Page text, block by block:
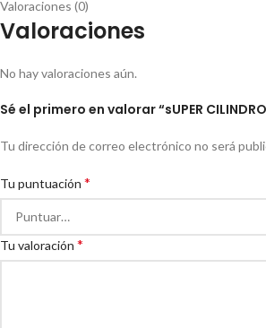
Valoraciones (0)
Valoraciones
No hay valoraciones aún.
Sé el primero en valorar “sUPER CILINDRO
Tu dirección de correo electrónico no será
Tu puntuación *
Tu valoración *